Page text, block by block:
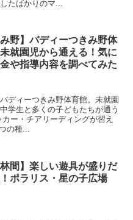
たばかりのマ...
み野】バディーつきみ野体
就園児から通える！気に
や指導内容を調べてみた
ディーつきみ野体育館。未就園
学生と多くの子どもたちが通う
ー・チアリーディングが習え
の種...
林間】楽しい遊具が盛りだ
ポラリス・星の子広場